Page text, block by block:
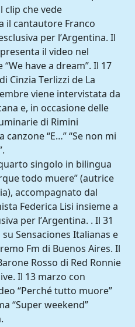
clip che vede
il cantautore Franco
per l’Argentina. Il
il video nel
have a dream”. Il 17
Cinzia Terlizzi de La
viene intervistata da
e, in occasione delle
di Rimini
canzone “E…” “Se non mi
singolo in bilingua
todo muere” (autrice
accompagnato dal
Federica Lisi insieme a
per l’Argentina. . Il 31
Sensaciones Italianas e
Fm di Buenos Aires. Il
Rosso di Red Ronnie
Il 13 marzo con
“Perché tutto muore”
“Super weekend”